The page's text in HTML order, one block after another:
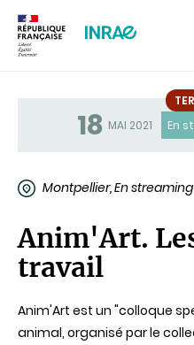
18 MAI 2021 En
Montpellier, En streaming
Anim'Art.
travail
Anim'Art est un "colloque
animal, organisé par le